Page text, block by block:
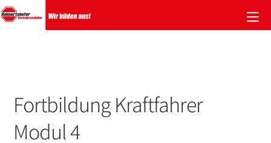
Zum
Inhalt
Fortbildung Kraftfahrer
Modul 4